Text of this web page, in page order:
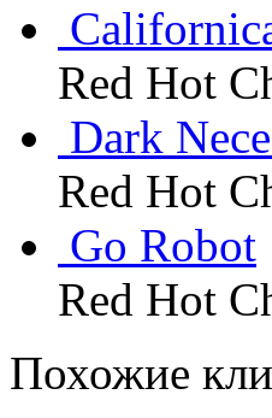
Red Hot
Dark
Red Hot
Go Robot
Red Hot
Похожие